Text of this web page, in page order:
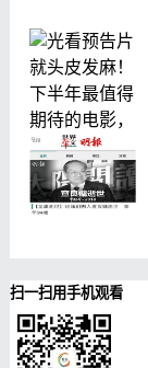
扫一扫用手机观看